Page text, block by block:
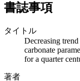
書誌事項
タイトル
Decreasing
carbonate
for a quarter
著者